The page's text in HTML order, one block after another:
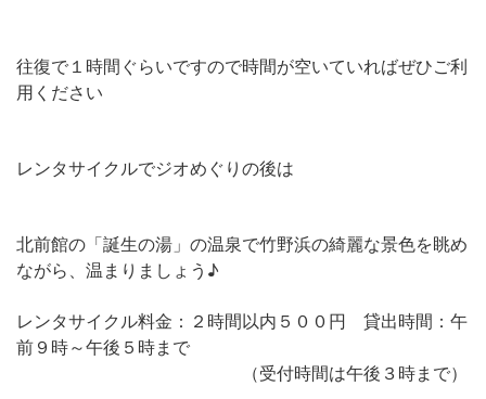
往復で１時間ぐらいですので時間が空いていればぜひご利
用ください
レンタサイクルでジオめぐりの後は
北前館の「誕生の湯」の温泉で竹野浜の綺麗な景色を眺め
ながら、温まりましょう♪
レンタサイクル料金：２時間以内５００円 貸出時間：午
前９時～午後５時まで
（受付時間は午後３時まで）